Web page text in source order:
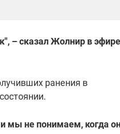
– сказал Жолнир в эфире
ранения в
мы не понимаем, когда
11.08.2025 15:16
на
"5 канала",